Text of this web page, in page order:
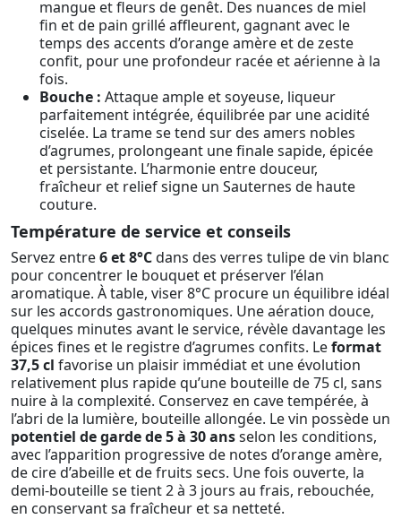
mangue et fleurs de genêt. Des nuances de miel
fin et de pain grillé affleurent, gagnant avec le
temps des accents d’orange amère et de zeste
confit, pour une profondeur racée et aérienne à la
fois.
Bouche : Attaque ample et soyeuse, liqueur
parfaitement intégrée, équilibrée par une acidité
ciselée. La trame se tend sur des amers nobles
d’agrumes, prolongeant une finale sapide, épicée
et persistante. L’harmonie entre douceur,
fraîcheur et relief signe un Sauternes de haute
couture.
Température de service et conseils
Servez entre6 et 8°Cdans des verres tulipe de vin blanc
pour concentrer le bouquet et préserver l’élan
aromatique. À table, viser 8°C procure un équilibre idéal
sur les accords gastronomiques. Une aération douce,
quelques minutes avant le service, révèle davantage les
épices fines et le registre d’agrumes confits. Leformat
37,5 cl favorise un plaisir immédiat et une évolution
relativement plus rapide qu’une bouteille de 75 cl, sans
nuire à la complexité. Conservez en cave tempérée, à
l’abri de la lumière, bouteille allongée. Le vin possède un
potentiel de garde de 5 à 30 ansselon les conditions,
avec l’apparition progressive de notes d’orange amère,
de cire d’abeille et de fruits secs. Une fois ouverte, la
demi-bouteille se tient 2 à 3 jours au frais, rebouchée,
en conservant sa fraîcheur et sa netteté.